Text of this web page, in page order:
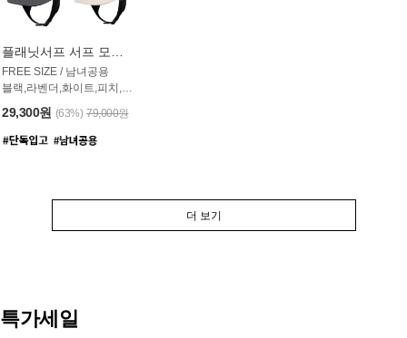
플래닛서프 서프 모자 UAC007PS
FREE SIZE / 남녀공용
블랙,라벤더,화이트,피치,그레이,오트밀 6컬러
29,300원 (63%) 79,000원
더 보기
특가세일